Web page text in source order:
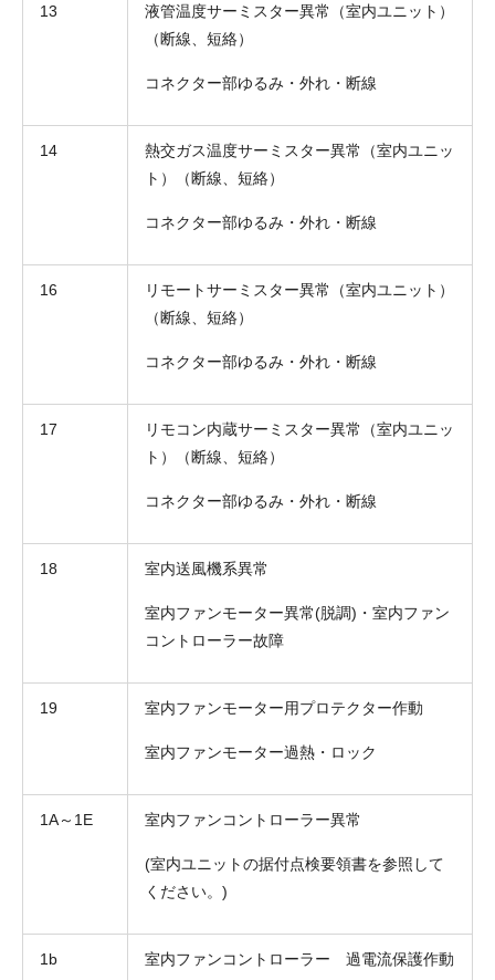
13
液管温度サーミスター異常（室内ユニット）
（断線、短絡）
コネクター部ゆるみ・外れ・断線
14
熱交ガス温度サーミスター異常（室内ユニッ
ト）（断線、短絡）
コネクター部ゆるみ・外れ・断線
16
リモートサーミスター異常（室内ユニット）
（断線、短絡）
コネクター部ゆるみ・外れ・断線
17
リモコン内蔵サーミスター異常（室内ユニッ
ト）（断線、短絡）
コネクター部ゆるみ・外れ・断線
18 室内送風機系異常
室内ファンモーター異常(脱調)・室内ファン
コントローラー故障
19 室内ファンモーター用プロテクター作動
室内ファンモーター過熱・ロック
1A～1E 室内ファンコントローラー異常
(室内ユニットの据付点検要領書を参照して
ください。)
1b 室内ファンコントローラー 過電流保護作動